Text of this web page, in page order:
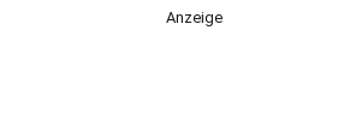
Anzeige